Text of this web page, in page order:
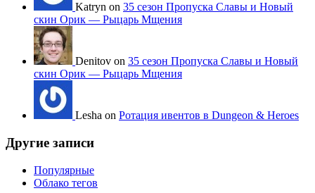
Katryn on 35 сезон Пропуска Славы и Новый
скин Орик — Рыцарь Мщения
Denitov on 35 сезон Пропуска Славы и Новый
скин Орик — Рыцарь Мщения
Lesha on Ротация ивентов в Dungeon & Heroes
Другие записи
Популярные
Облако тегов